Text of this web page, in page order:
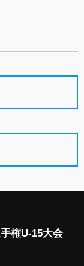
権U-15大会